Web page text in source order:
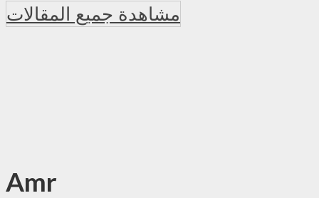
مشاهدة جميع المقالات
Amr